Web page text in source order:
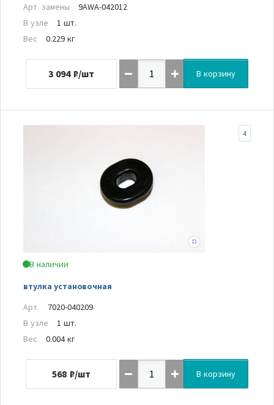
Арт. замены
9AWA-042012
В узле
1 шт.
Вес
0.229 кг
3 094 ₽/шт В корзину
В наличии
втулка установочная
4
Арт.
7020-040209
В узле
1 шт.
Вес
0.004 кг
568 ₽/шт В корзину